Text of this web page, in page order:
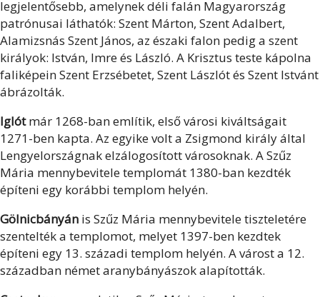
legjelentősebb, amelynek déli falán Magyarország
patrónusai láthatók: Szent Márton, Szent Adalbert,
Alamizsnás Szent János, az északi falon pedig a szent
királyok: István, Imre és László. A Krisztus teste kápolna
faliképein Szent Erzsébetet, Szent Lászlót és Szent Istvánt
ábrázolták.
Iglótmár 1268-ban említik, első városi kiváltságait
1271-ben kapta. Az egyike volt a Zsigmond király által
Lengyelországnak elzálogosított városoknak. A Szűz
Mária mennybevitele templomát 1380-ban kezdték
építeni egy korábbi templom helyén.
Gölnicbányán is Szűz Mária mennybevitele tiszteletére
szentelték a templomot, melyet 1397-ben kezdtek
építeni egy 13. századi templom helyén. A várost a 12.
században német aranybányászok alapították.